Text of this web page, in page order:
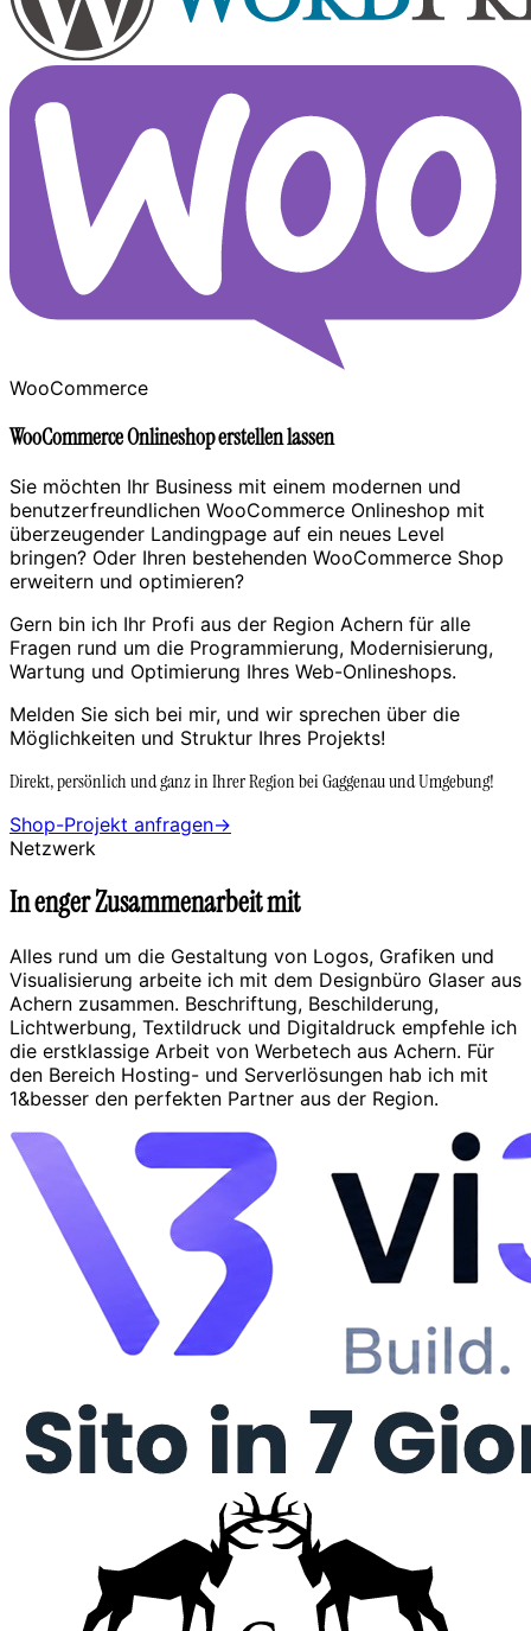
WooCommerce
WooCommerce Onlineshop erstellen lassen
Sie möchten Ihr Business mit einem modernen und
benutzerfreundlichen WooCommerce Onlineshop mit
überzeugender Landingpage auf ein neues Level
bringen? Oder Ihren bestehenden WooCommerce Shop
erweitern und optimieren?
Gern bin ich Ihr Profi aus der Region Achern für alle
Fragen rund um die Programmierung, Modernisierung,
Wartung und Optimierung Ihres Web-Onlineshops.
Melden Sie sich bei mir, und wir sprechen über die
Möglichkeiten und Struktur Ihres Projekts!
Direkt, persönlich und ganz in Ihrer Region bei Gaggenau und Umgebung!
Shop-Projekt anfragen→
Netzwerk
In enger Zusammenarbeit mit
Alles rund um die Gestaltung von Logos, Grafiken und
Visualisierung arbeite ich mit dem Designbüro Glaser aus
Achern zusammen. Beschriftung, Beschilderung,
Lichtwerbung, Textildruck und Digitaldruck empfehle ich
die erstklassige Arbeit von Werbetech aus Achern. Für
den Bereich Hosting- und Serverlösungen hab ich mit
1&besser den perfekten Partner aus der Region.